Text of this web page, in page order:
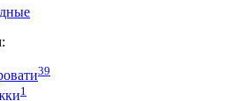
39
1